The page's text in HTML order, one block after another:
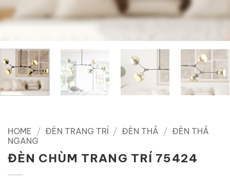
HOME / ĐÈN TRANG TRÍ / ĐÈN THẢ / ĐÈN THẢ
NGANG
ĐÈN CHÙM TRANG TRÍ 75424